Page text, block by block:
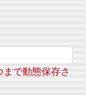
まで動態保存さ